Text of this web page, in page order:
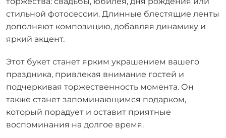
стильной фотосессии. Длинные блестящие ленты
дополняют композицию, добавляя динамику и
яркий акцент.
Этот букет станет ярким украшением вашего
праздника, привлекая внимание гостей и
подчеркивая торжественность момента. Он
также станет запоминающимся подарком,
который порадует и оставит приятные
воспоминания на долгое время.